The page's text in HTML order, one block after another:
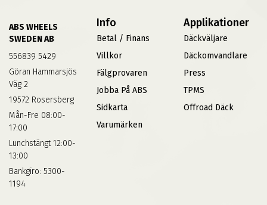
ABS WHEELS
SWEDEN AB
556839 5429
Göran Hammarsjös
Väg 2
19572 Rosersberg
Mån-Fre 08:00-
17:00
Lunchstängt 12:00-
13:00
Bankgiro: 5300-
1194
Info
Betal / Finans
Villkor
Fälgprovaren
Jobba På ABS
Sidkarta
Varumärken
Applikationer
Däckväljare
Däckomvandlare
Press
TPMS
Offroad Däck